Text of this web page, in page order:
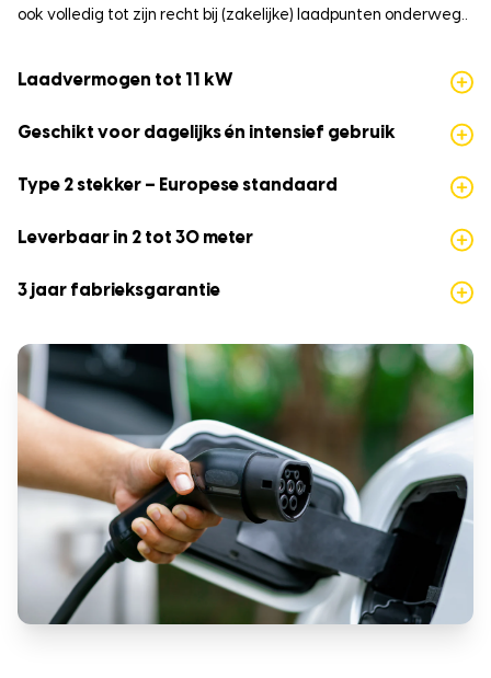
ook volledig tot zijn recht bij (zakelijke) laadpunten onderweg..
Laadvermogen tot 11 kW
Geschikt voor dagelijks én intensief gebruik
Type 2 stekker – Europese standaard
Leverbaar in 2 tot 30 meter
3 jaar fabrieksgarantie